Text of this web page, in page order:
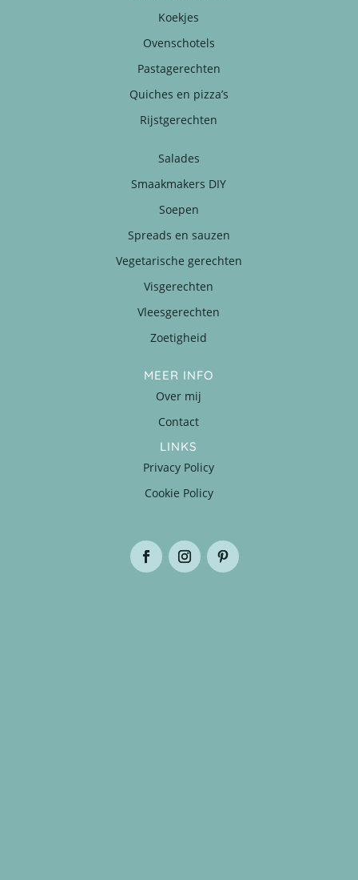
Koekjes
Ovenschotels
Pastagerechten
Quiches en pizza’s
Rijstgerechten
Salades
Smaakmakers DIY
Soepen
Spreads en sauzen
Vegetarische gerechten
Visgerechten
Vleesgerechten
Zoetigheid
MEER INFO
Over mij
Contact
LINKS
Privacy Policy
Cookie Policy